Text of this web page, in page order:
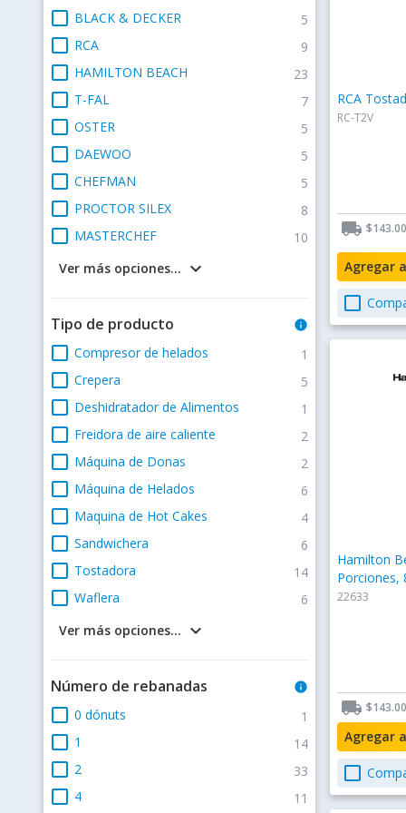
check_box_outline_blank BLACK & DECKER 5
check_box_outline_blank RCA 9
check_box_outline_blank HAMILTON BEACH 23
check_box_outline_blank T-FAL 7
check_box_outline_blank OSTER 5
check_box_outline_blank DAEWOO 5
check_box_outline_blank CHEFMAN 5
check_box_outline_blank PROCTOR SILEX 8
check_box_outline_blank MASTERCHEF 10
keyboard_arrow_down
Ver más opciones...
Tipo de producto info
check_box_outline_blank Compresor de helados 1
check_box_outline_blank Crepera 5
check_box_outline_blank Deshidratador de Alimentos 1
check_box_outline_blank Freidora de aire caliente 2
check_box_outline_blank Máquina de Donas 2
check_box_outline_blank Máquina de Helados 6
check_box_outline_blank Maquina de Hot Cakes 4
check_box_outline_blank Sandwichera 6
check_box_outline_blank Tostadora 14
check_box_outline_blank Waflera 6
keyboard_arrow_down
Ver más opciones...
Número de rebanadas info
check_box_outline_blank 0 dónuts 1
check_box_outline_blank 1 14
check_box_outline_blank 2 33
check_box_outline_blank 4 11
RCA
RC-T2V
local_shipping $143.00
Agregar
check_box_outline_blank
Hamilton
Porciones,
22633
local_shipping $143.00
Agregar
check_box_outline_blank